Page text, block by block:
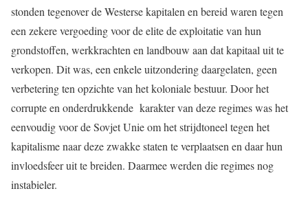
stonden tegenover de Westerse kapitalen en bereid waren tegen
een zekere vergoeding voor de elite de exploitatie van hun
grondstoffen, werkkrachten en landbouw aan dat kapitaal uit te
verkopen. Dit was, een enkele uitzondering daargelaten, geen
verbetering ten opzichte van het koloniale bestuur. Door het
corrupte en onderdrukkende karakter van deze regimes was het
eenvoudig voor de Sovjet Unie om het strijdtoneel tegen het
kapitalisme naar deze zwakke staten te verplaatsen en daar hun
invloedsfeer uit te breiden. Daarmee werden die regimes nog
instabieler.